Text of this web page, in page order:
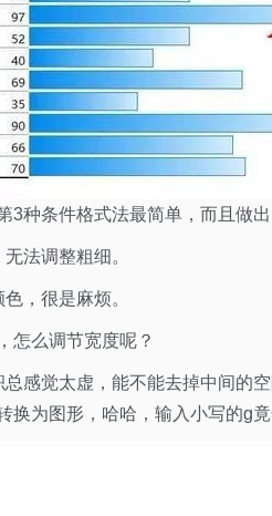
3种条件格式法最简单，而且做
法调整粗细。
，很是麻烦。
怎么调节宽度呢？
感觉太虚，能不能去掉中间的
换为图形，哈哈，输入小写的g竟